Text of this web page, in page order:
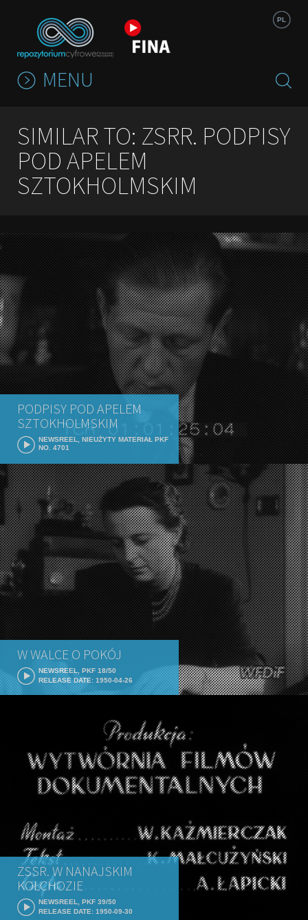
PL
MENU
SIMILAR TO: ZSRR. PODPISY
POD APELEM
SZTOKHOLMSKIM
PODPISY POD APELEM
SZTOKHOLMSKIM
NEWSREEL, NIEUŻYTY MATERIAŁ PKF
NO. 4701
W WALCE O POKÓJ
NEWSREEL, PKF 18/50
RELEASE DATE: 1950-04-26
ZSSR. W NANAJSKIM
KOŁCHOZIE
NEWSREEL, PKF 39/50
RELEASE DATE: 1950-09-30